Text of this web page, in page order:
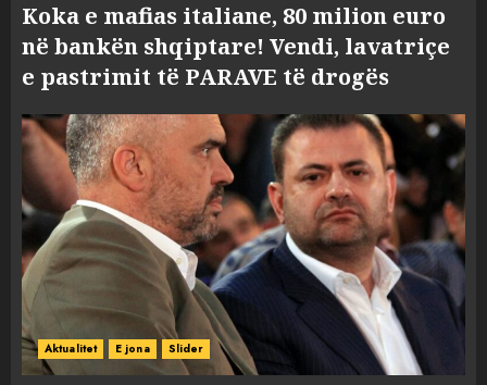
Koka e mafias italiane, 80 milion euro
në bankën shqiptare! Vendi, lavatriçe
e pastrimit të PARAVE të drogës
Aktualitet E jona Slider